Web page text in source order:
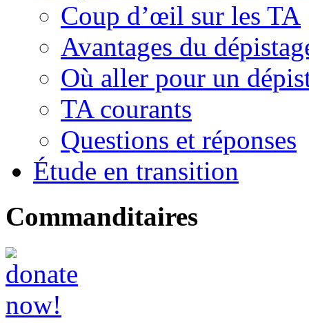
Coup d’œil sur les TA
Avantages du
Où aller pour un
TA courants
Questions et réponses
Étude en transition
Commanditaires